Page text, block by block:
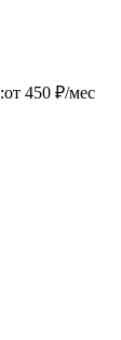
:от 450 ₽/мес